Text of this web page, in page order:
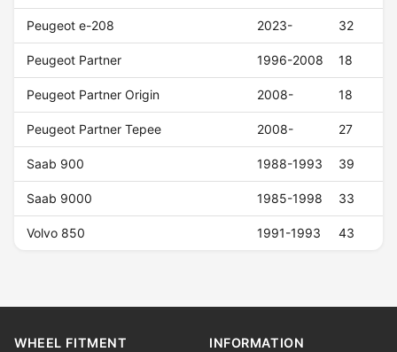
Peugeot e-208 2023- 32
Peugeot Partner 1996-2008 18
Peugeot Partner Origin 2008- 18
Peugeot Partner Tepee 2008- 27
Saab 900 1988-1993 39
Saab 9000 1985-1998 33
Volvo 850 1991-1993 43
WHEEL FITMENT INFORMATION